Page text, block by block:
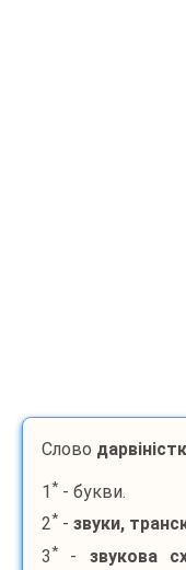
Слово
1 * - букви.
2* - звуки,
3* - звукова